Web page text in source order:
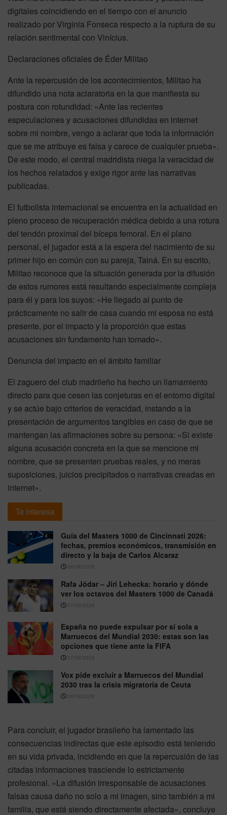
digitales coincidiendo en el tiempo con el anuncio
realizado por Virginia Fonseca respecto a la ruptura de su
relación sentimental con Vinícius.
Declaraciones oficiales de Éder Militao
Ante la repercusión de los acontecimientos, Militao ha
difundido una nota aclaratoria en la que manifiesta su
postura con rotundidad: «Ante las recientes
especulaciones y acusaciones difundidas en internet
sobre mi nombre, vengo a aclarar que toda la información
que se me atribuye es falsa y carece de cualquier prueba».
De este modo, el central madridista niega la veracidad de
los hechos relatados y exige rigor ante las narrativas
publicadas.
El futbolista internacional se encuentra en la actualidad en
pleno proceso de recuperación médica debido a una rotura
del tendón proximal del bíceps femoral. En el plano
personal, el jugador está a la espera del nacimiento de su
primer hijo en común con su pareja, Tainá. En su escrito,
Militao reconoce que la situación generada por la difusión
de estos rumores está resultando especialmente compleja
para él y para los suyos: «He llegado al punto de
prácticamente no salir de casa cuando mi esposa no está
presente, por el impacto y la proporción que estas
acusaciones sin fundamento han tomado».
Denuncia del impacto en el ámbito familiar
El zaguero del club madrileño ha hecho un llamamiento
directo para que cesen las conjeturas en el entorno digital
y se actúe bajo criterios de veracidad, instando a la
presentación de argumentos tangibles en caso de que se
mantengan las afirmaciones sobre su persona: «Si existe
alguna acusación concreta en la que se mencione mi
nombre, que se presenten pruebas reales, y no meras
suposiciones, juicios precipitados o narrativas creadas en
internet».
Te interesa
Guía del Masters 1000 de Cincinnati 2026:
fechas, premios económicos, transmisión en
directo y la baja de Carlos Alcaraz
08/08/2026
Rafa Jódar – Jiri Lehecka: horario y dónde
ver los octavos del Masters 1000 de Canadá
07/08/2026
España no puede expulsar por sí sola a
Marruecos del Mundial 2030: estas son las
opciones que tiene ante la FIFA
07/08/2026
Vox pide excluir a Marruecos del Mundial
2030 tras la crisis migratoria de Ceuta
06/08/2026
Para concluir, el jugador brasileño ha lamentado las
consecuencias indirectas que este episodio está teniendo
en su vida privada, incidiendo en que la repercusión de las
citadas informaciones trasciende lo estrictamente
profesional. «La difusión irresponsable de acusaciones
falsas causa daño no solo a mi imagen, sino también a mi
familia, que está siendo directamente afectada», concluye